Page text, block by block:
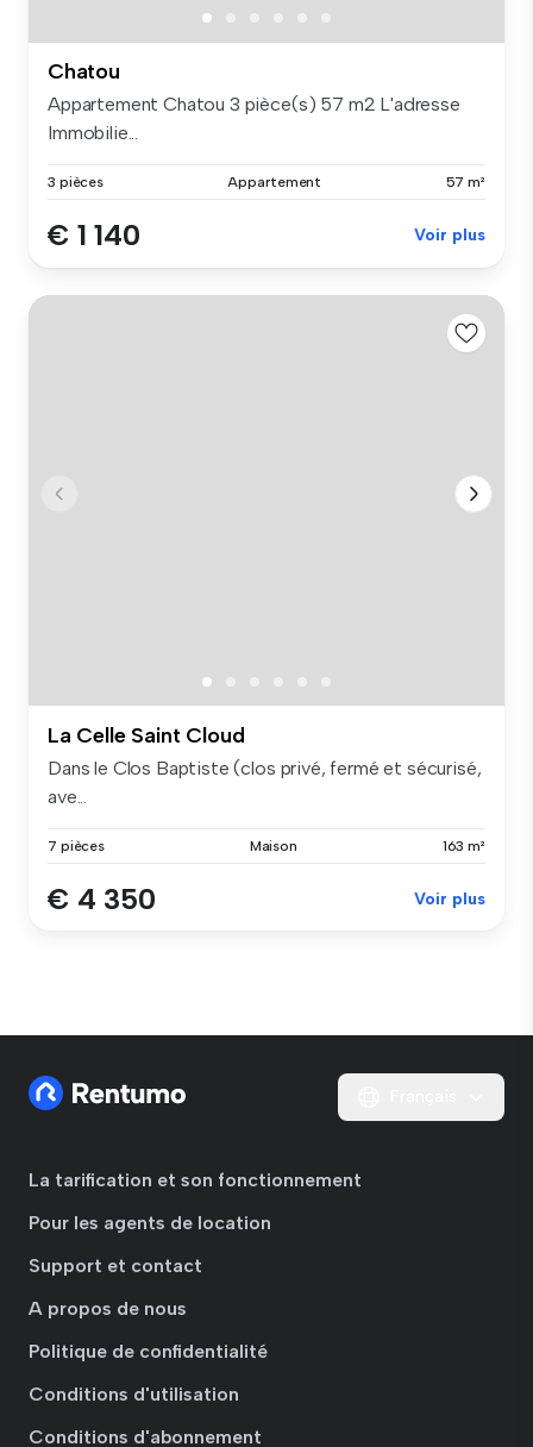
Chatou
Appartement Chatou 3 pièce(s) 57 m2 L'adresse
Immobilie...
3 pièces Appartement 57 m²
€ 1 140 Voir plus
La Celle Saint Cloud
Dans le Clos Baptiste (clos privé, fermé et sécurisé,
ave...
7 pièces Maison 163 m²
€ 4 350 Voir plus
La tarification et son fonctionnement
Pour les agents de location
Support et contact
A propos de nous
Politique de confidentialité
Conditions d'utilisation
Conditions d'abonnement